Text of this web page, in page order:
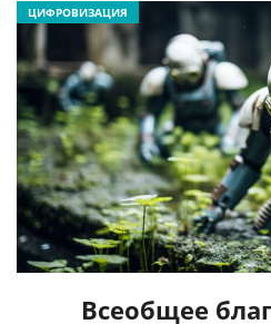
Всеобщее
ЦИФРОВИЗАЦИЯ